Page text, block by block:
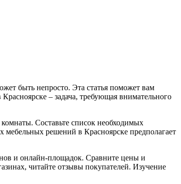
быть непросто. Эта статья поможет вам
– задача, требующая внимательного
Составьте список необходимых
решений в Красноярске предполагает
и онлайн-площадок. Сравните цены и
читайте отзывы покупателей. Изучение